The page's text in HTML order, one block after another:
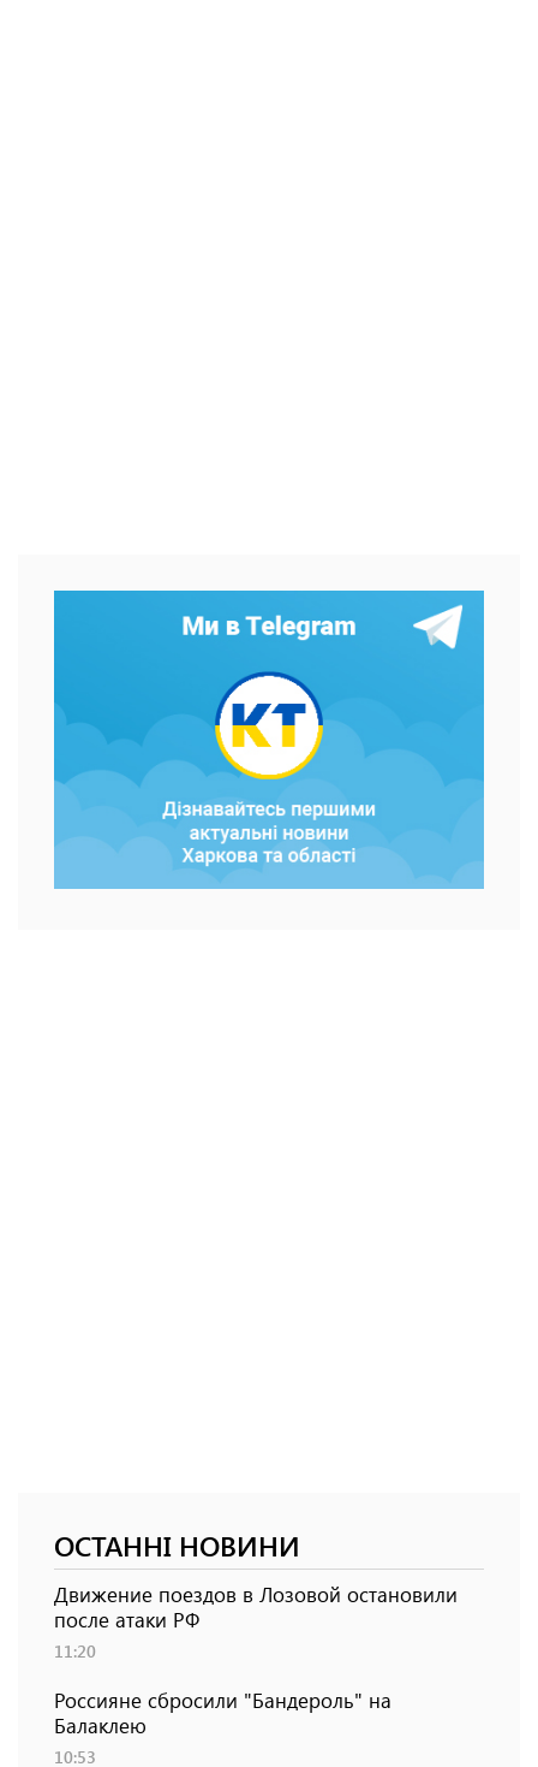
ОСТАННІ НОВИНИ
Движение поездов в Лозовой остановили
после атаки РФ
11:20
Россияне сбросили "Бандероль" на
Балаклею
10:53